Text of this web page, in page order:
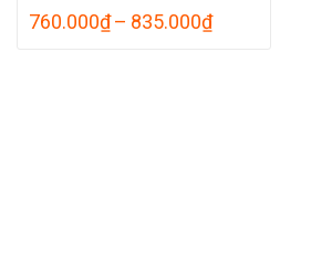
760.000₫ – 835.000₫Khoảng
giá: